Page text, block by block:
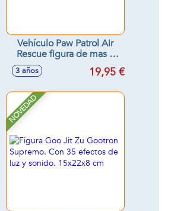
Vehículo Paw Patrol Air
Rescue figura de mas 5
cml. - Modelos surtidos
3 años 19,95 €
NOVEDAD